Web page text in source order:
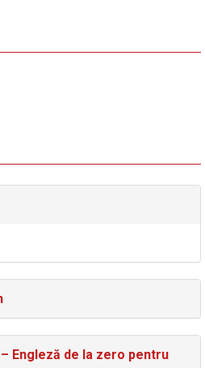
– Engleză de la zero pentru